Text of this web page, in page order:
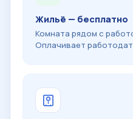
Жильё — бесплатно
Комната рядом с
Оплачивает